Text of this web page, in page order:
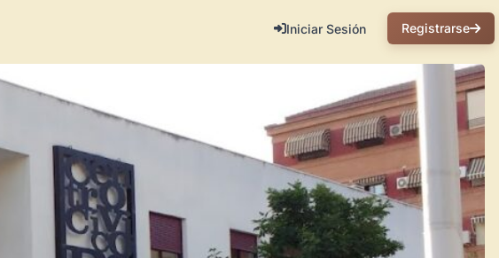
Iniciar Sesión Registrarse